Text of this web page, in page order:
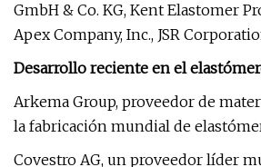
GmbH & Co. KG, Kent Elastomer
Apex Company, Inc., JSR
Desarrollo reciente en el
Arkema Group, proveedor de
la fabricación mundial de
Covestro AG, un proveedor líder